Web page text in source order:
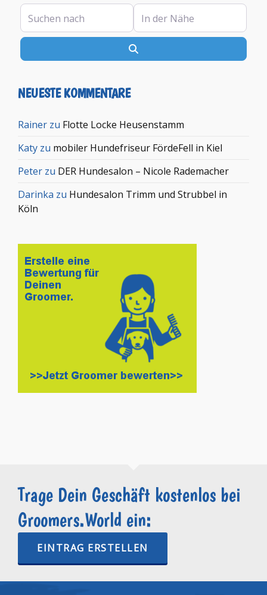
Suchen nach In der Nähe
NEUESTE KOMMENTARE
Rainer zu Flotte Locke Heusenstamm
Katy zu mobiler Hundefriseur FördeFell in Kiel
Peter zu DER Hundesalon – Nicole Rademacher
Darinka zu Hundesalon Trimm und Strubbel in
Köln
Trage Dein Geschäft kostenlos bei
Groomers.World ein:
EINTRAG ERSTELLEN